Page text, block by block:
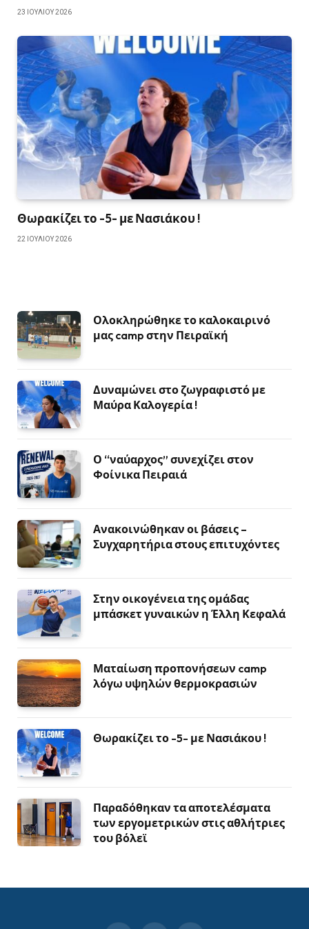
23 ΙΟΥΛΊΟΥ 2026
Θωρακίζει το -5- με Νασιάκου !
22 ΙΟΥΛΊΟΥ 2026
Ολοκληρώθηκε το καλοκαιρινό
μας camp στην Πειραϊκή
Δυναμώνει στο ζωγραφιστό με
Μαύρα Καλογερία !
Ο “ναύαρχος” συνεχίζει στον
Φοίνικα Πειραιά
Ανακοινώθηκαν οι βάσεις –
Συγχαρητήρια στους επιτυχόντες
Στην οικογένεια της ομάδας
μπάσκετ γυναικών η Έλλη Κεφαλά
Ματαίωση προπονήσεων camp
λόγω υψηλών θερμοκρασιών
Θωρακίζει το -5- με Νασιάκου !
Παραδόθηκαν τα αποτελέσματα
των εργομετρικών στις αθλήτριες
του βόλεϊ